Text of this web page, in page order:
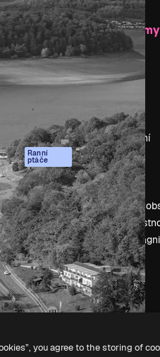
ochrany
údajů
Ranní
ptáče
používání
cookie
důvěry
Zdroje firmy
Ocenění
O nás
Recenze
Trendy
vyhledávání
Blog
Události
Slidesgo
Prodávejte
Tisková
Hledáte
you agree to the storing of